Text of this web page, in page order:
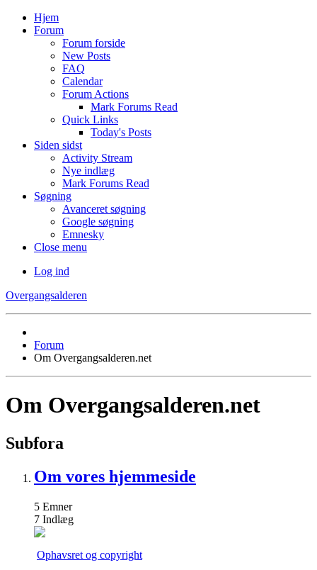
Hjem
Forum
Forum forside
New Posts
FAQ
Calendar
Forum Actions
Mark Forums Read
Quick Links
Today's Posts
Siden sidst
Activity Stream
Nye indlæg
Mark Forums Read
Søgning
Avanceret søgning
Google søgning
Emnesky
Close menu
Log ind
Overgangsalderen
Forum
Om Overgangsalderen.net
Om Overgangsalderen.net
Subfora
Om vores hjemmeside
5 Emner
7 Indlæg
Ophavsret og copyright